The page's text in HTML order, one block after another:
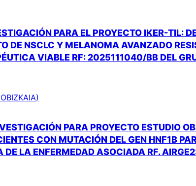
PARA EL PROYECTO IKER-TIL:
DE NSCLC Y MELANOMA AVANZADO
VIABLE RF: 2025111040/BB DEL
PARA PROYECTO ESTUDIO
CON MUTACIÓN DEL GEN HNF1B
LA ENFERMEDAD ASOCIADA RF.